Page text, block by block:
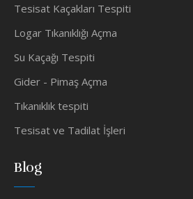
Tesisat Kaçakları Tespiti
Logar Tıkanıklığı Açma
Su Kaçağı Tespiti
Gider - Pimaş Açma
Tıkanıklık tespiti
Tesisat ve Tadilat İşleri
Blog